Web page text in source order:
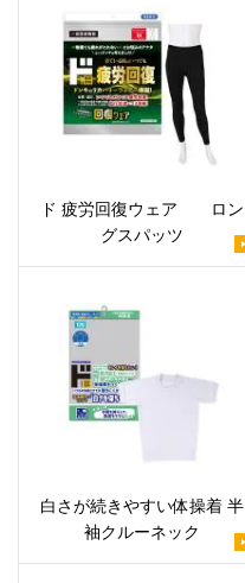
ド 疲労回復ウェア ロン
グスパッツ
白さが続きやすい体操着 半
袖クルーネック